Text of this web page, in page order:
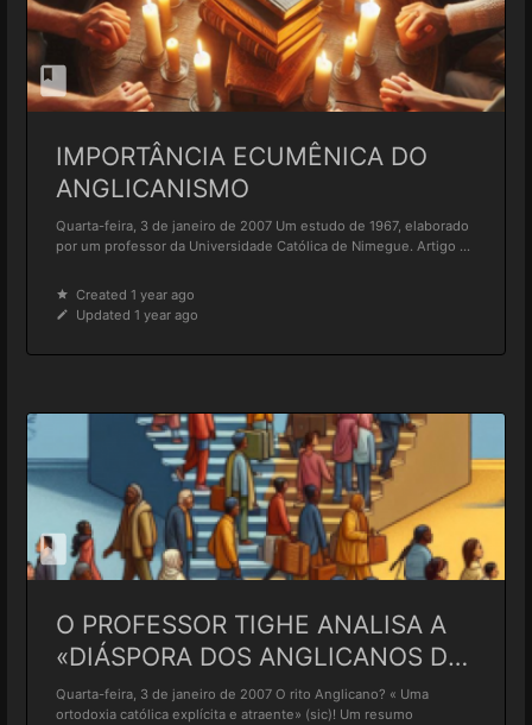
IMPORTÂNCIA ECUMÊNICA DO
ANGLICANISMO
Quarta-feira, 3 de janeiro de 2007 Um estudo de 1967, elaborado
por um professor da Universidade Católica de Nimegue. Artigo ...
Created 1 year ago
Updated 1 year ago
O PROFESSOR TIGHE ANALISA A
«DIÁSPORA DOS ANGLICANOS DE
TRADIÇÃO»
Quarta-feira, 3 de janeiro de 2007 O rito Anglicano? « Uma
ortodoxia católica explícita e atraente» (sic)! Um resumo